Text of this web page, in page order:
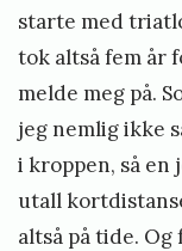
starte med
tok altså fem år
melde meg på.
jeg nemlig ikke
i kroppen, så
utall
altså på tide.